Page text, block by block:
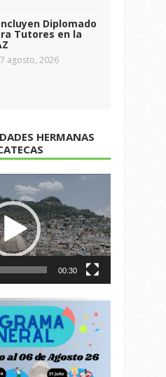
Diplomado
Tutores en la
7 agosto, 2026
HERMANAS
00:30